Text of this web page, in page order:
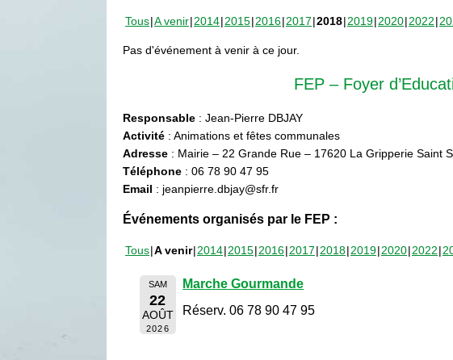
Tous A venir 2014 2015 2016 2017 2018 2019 2020 2022
Pas d'événement à venir à ce jour.
FEP – Foyer
Responsable : Jean-Pierre DBJAY
Activité : Animations et fêtes communales
Adresse : Mairie – 22 Grande Rue – 17620 La Gripperie Saint
Téléphone : 06 78 90 47 95
Email : jeanpierre.dbjay@sfr.fr
Événements organisés par le FEP :
Tous A venir 2014 2015 2016 2017 2018 2019 2020 2022
SAM
22
AOÛT
2026
Marche Gourmande
Réserv. 06 78 90 47 95